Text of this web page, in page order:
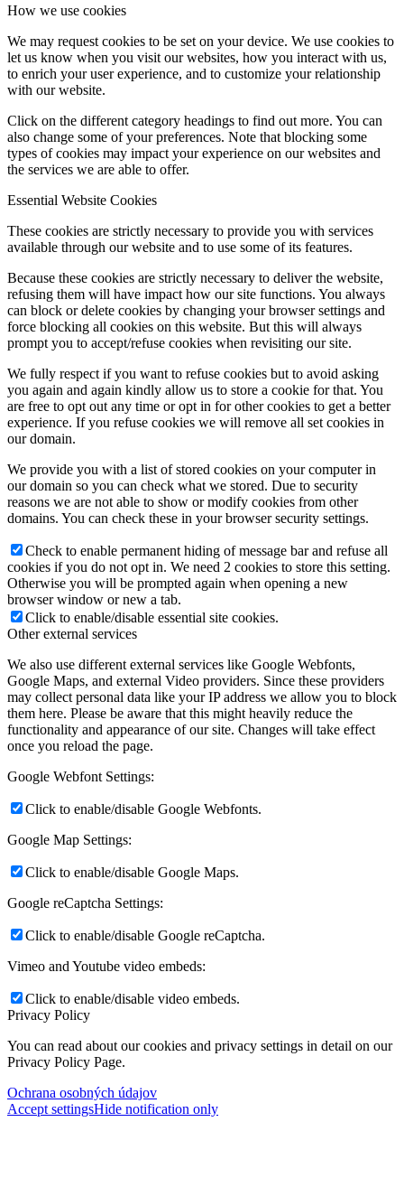
How we use cookies
We may request cookies to be set on your device. We use cookies to
let us know when you visit our websites, how you interact with us,
to enrich your user experience, and to customize your relationship
with our website.
Click on the different category headings to find out more. You can
also change some of your preferences. Note that blocking some
types of cookies may impact your experience on our websites and
the services we are able to offer.
Essential Website Cookies
These cookies are strictly necessary to provide you with services
available through our website and to use some of its features.
Because these cookies are strictly necessary to deliver the website,
refusing them will have impact how our site functions. You always
can block or delete cookies by changing your browser settings and
force blocking all cookies on this website. But this will always
prompt you to accept/refuse cookies when revisiting our site.
We fully respect if you want to refuse cookies but to avoid asking
you again and again kindly allow us to store a cookie for that. You
are free to opt out any time or opt in for other cookies to get a better
experience. If you refuse cookies we will remove all set cookies in
our domain.
We provide you with a list of stored cookies on your computer in
our domain so you can check what we stored. Due to security
reasons we are not able to show or modify cookies from other
domains. You can check these in your browser security settings.
Check to enable permanent hiding of message bar and refuse all
cookies if you do not opt in. We need 2 cookies to store this setting.
Otherwise you will be prompted again when opening a new
browser window or new a tab.
Click to enable/disable essential site cookies.
Other external services
We also use different external services like Google Webfonts,
Google Maps, and external Video providers. Since these providers
may collect personal data like your IP address we allow you to block
them here. Please be aware that this might heavily reduce the
functionality and appearance of our site. Changes will take effect
once you reload the page.
Google Webfont Settings:
Click to enable/disable Google Webfonts.
Google Map Settings:
Click to enable/disable Google Maps.
Google reCaptcha Settings:
Click to enable/disable Google reCaptcha.
Vimeo and Youtube video embeds:
Click to enable/disable video embeds.
Privacy Policy
You can read about our cookies and privacy settings in detail on our
Privacy Policy Page.
Ochrana osobných údajov
Accept settingsHide notification only